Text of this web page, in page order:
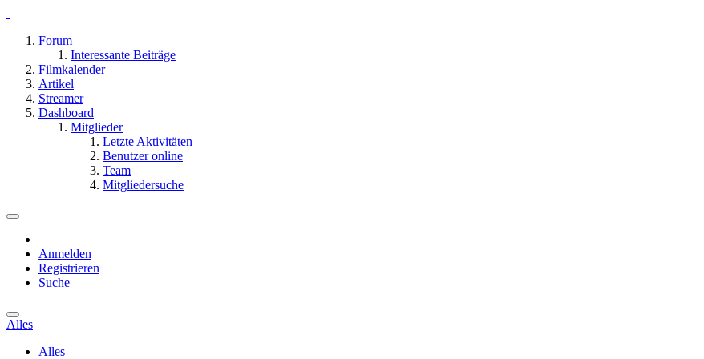
Forum
Interessante Beiträge
Filmkalender
Artikel
Streamer
Dashboard
Mitglieder
Letzte Aktivitäten
Benutzer online
Team
Mitgliedersuche
Anmelden
Registrieren
Suche
Alles
Alles